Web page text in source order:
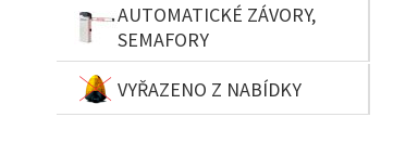
AUTOMATICKÉ ZÁVORY,
SEMAFORY
VYŘAZENO Z NABÍDKY